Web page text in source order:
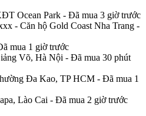
Ocean Park - Đã mua 3 giờ trước
- Căn hộ Gold Coast Nha Trang -
mua 1 giờ trước
Võ, Hà Nội - Đã mua 30 phút
Đa Kao, TP HCM - Đã mua 1
Lào Cai - Đã mua 2 giờ trước